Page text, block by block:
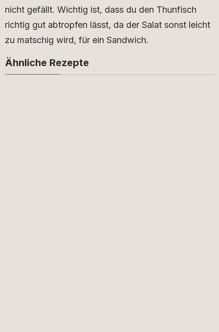
nicht gefällt. Wichtig ist, dass du den Thunfisch
richtig gut abtropfen lässt, da der Salat sonst leicht
zu matschig wird, für ein Sandwich.
Ähnliche Rezepte